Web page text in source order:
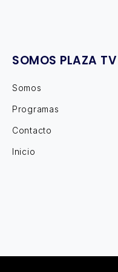
SOMOS PLAZA TV
Somos
Programas
Contacto
Inicio